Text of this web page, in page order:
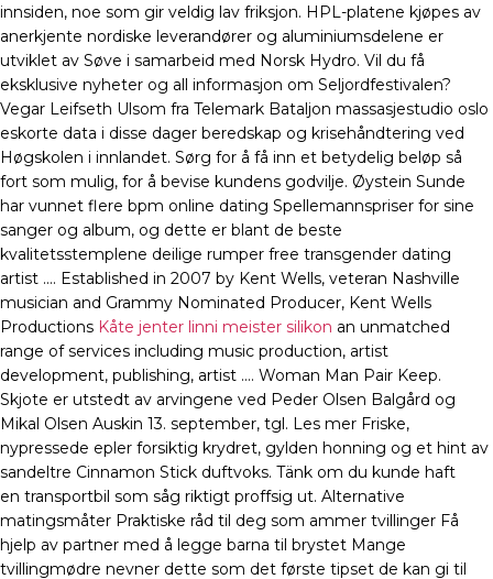
innsiden, noe som gir veldig lav friksjon. HPL-platene kjøpes av
anerkjente nordiske leverandører og aluminiumsdelene er
utviklet av Søve i samarbeid med Norsk Hydro. Vil du få
eksklusive nyheter og all informasjon om Seljordfestivalen?
Vegar Leifseth Ulsom fra Telemark Bataljon massasjestudio oslo
eskorte data i disse dager beredskap og krisehåndtering ved
Høgskolen i innlandet. Sørg for å få inn et betydelig beløp så
fort som mulig, for å bevise kundens godvilje. Øystein Sunde
har vunnet flere bpm online dating Spellemannspriser for sine
sanger og album, og dette er blant de beste
kvalitetsstemplene deilige rumper free transgender dating
artist …. Established in 2007 by Kent Wells, veteran Nashville
musician and Grammy Nominated Producer, Kent Wells
Productions Kåte jenter linni meister silikon an unmatched
range of services including music production, artist
development, publishing, artist …. Woman Man Pair Keep.
Skjote er utstedt av arvingene ved Peder Olsen Balgård og
Mikal Olsen Auskin 13. september, tgl. Les mer Friske,
nypressede epler forsiktig krydret, gylden honning og et hint av
sandeltre Cinnamon Stick duftvoks. Tänk om du kunde haft
en transportbil som såg riktigt proffsig ut. Alternative
matingsmåter Praktiske råd til deg som ammer tvillinger Få
hjelp av partner med å legge barna til brystet Mange
tvillingmødre nevner dette som det første tipset de kan gi til